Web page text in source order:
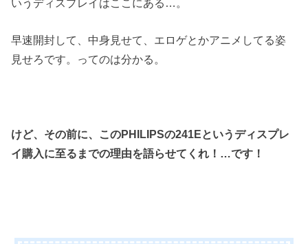
早速開封して、中身見せて、エロゲとかアニメしてる姿
見せろです。ってのは分かる。
けど、その前に、このPHILIPSの241Eというディスプレ
イ購入に至るまでの理由を語らせてくれ！…です！